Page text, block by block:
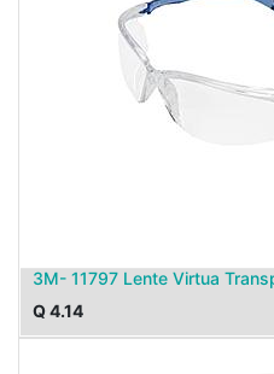
3M- 11797 Lente Virtua
Q4.14